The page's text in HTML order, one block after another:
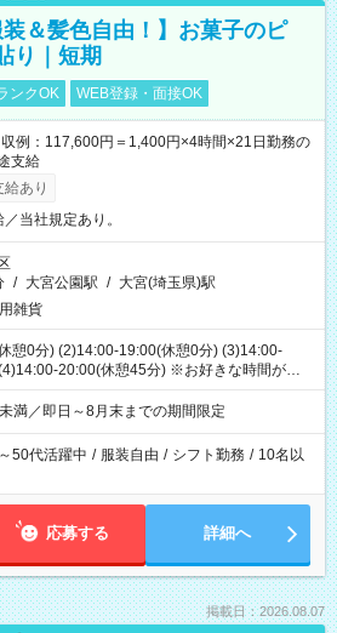
装＆髪色自由！】お菓子のピ
り｜短期
ンクOK WEB登録・面接OK
例：117,600円＝1,400円×4時間×21日勤務の
支給
あり
当社規定あり。
/ 大宮公園駅 / 大宮(埼玉県)駅
雑貨
憩0分) (2)14:00-19:00(休憩0分) (3)14:00-
20:00(休憩45分) ※お好きな時間が選べ
満／即日～8月末までの期間限定
50代活躍中 / 服装自由 / シフト勤務 / 10名以
応募する 詳細へ
掲載日：2026.08.07